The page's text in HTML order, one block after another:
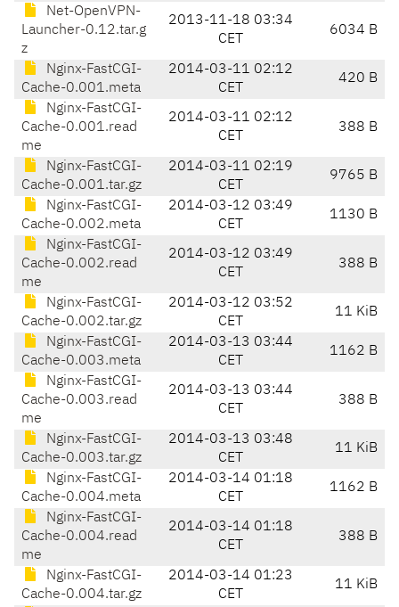
Net-OpenVPN-
Launcher-0.12.tar.g
z
2013-11-18 03:34
CET
6034 B
Nginx-FastCGI-
Cache-0.001.meta
2014-03-11 02:12
CET
420 B
Nginx-FastCGI-
Cache-0.001.read
me
2014-03-11 02:12
CET
388 B
Nginx-FastCGI-
Cache-0.001.tar.gz
2014-03-11 02:19
CET
9765 B
Nginx-FastCGI-
Cache-0.002.meta
2014-03-12 03:49
CET
1130 B
Nginx-FastCGI-
Cache-0.002.read
me
2014-03-12 03:49
CET
388 B
Nginx-FastCGI-
Cache-0.002.tar.gz
2014-03-12 03:52
CET
11 KiB
Nginx-FastCGI-
Cache-0.003.meta
2014-03-13 03:44
CET
1162 B
Nginx-FastCGI-
Cache-0.003.read
me
2014-03-13 03:44
CET
388 B
Nginx-FastCGI-
Cache-0.003.tar.gz
2014-03-13 03:48
CET
11 KiB
Nginx-FastCGI-
Cache-0.004.meta
2014-03-14 01:18
CET
1162 B
Nginx-FastCGI-
Cache-0.004.read
me
2014-03-14 01:18
CET
388 B
Nginx-FastCGI-
Cache-0.004.tar.gz
2014-03-14 01:23
CET
11 KiB